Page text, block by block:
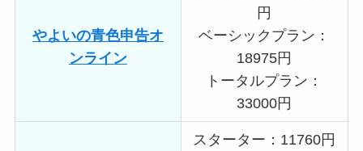
やよいの青色申告オ
ンライン
円
ベーシックプラン：
18975円
トータルプラン：
33000円
スターター：11760円